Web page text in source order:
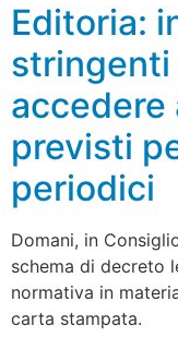
Editoria:
stringenti
previsti
periodici
Domani, in
schema di decreto
normativa in
carta stampata.